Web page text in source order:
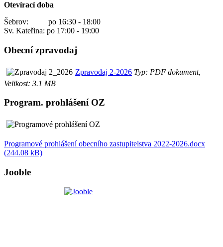
Otevírací doba
Šebrov: po 16:30 - 18:00
Sv. Kateřina: po 17:00 - 19:00
Obecní zpravodaj
Zpravodaj 2-2026 Typ: PDF dokument,
Velikost: 3.1 MB
Program. prohlášení OZ
Programové prohlášení obecního zastupitelstva 2022-2026.docx
(244.08 kB)
Jooble